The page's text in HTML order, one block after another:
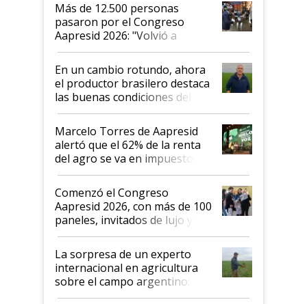
Más de 12.500 personas
pasaron por el Congreso
Aapresid 2026: "Volvió a
demostrar que hablar del
suelo es hablar de todo el
sistema productivo"
En un cambio rotundo, ahora
el productor brasilero destaca
las buenas condiciones del
agro argentino para invertir:
"Los veo más motivados"
Marcelo Torres de Aapresid
alertó que el 62% de la renta
del agro se va en impuestos:
"No es bueno que en
Argentina se sigan discutiendo
las mismas cosas de hace 50
años"
Comenzó el Congreso
Aapresid 2026, con más de 100
paneles, invitados de lujo y
todas las tendencias
La sorpresa de un experto
internacional en agricultura
sobre el campo argentino:
"Estoy muy impresionado"